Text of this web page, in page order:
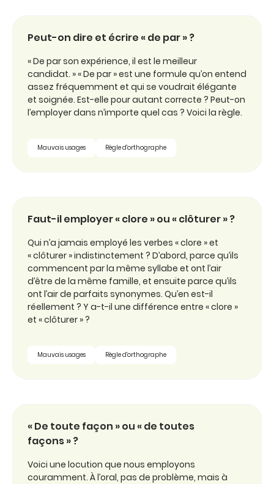
Peut-on dire et écrire « de par » ?
« De par son expérience, il est le meilleur
candidat. » « De par » est une formule qu’on entend
assez fréquemment et qui se voudrait élégante
et soignée. Est-elle pour autant correcte ? Peut-on
l’employer dans n’importe quel cas ? Voici la règle.
Mauvais usages Règle d'orthographe
Faut-il employer « clore » ou « clôturer » ?
Qui n’a jamais employé les verbes « clore » et
« clôturer » indistinctement ? D’abord, parce qu’ils
commencent par la même syllabe et ont l’air
d’être de la même famille, et ensuite parce qu’ils
ont l’air de parfaits synonymes. Qu’en est-il
réellement ? Y a-t-il une différence entre « clore »
et « clôturer » ?
Mauvais usages Règle d'orthographe
« De toute façon » ou « de toutes
façons » ?
Voici une locution que nous employons
couramment. À l’oral, pas de problème, mais à